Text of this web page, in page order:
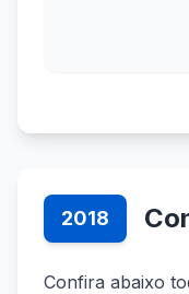
2018
Confira abaixo